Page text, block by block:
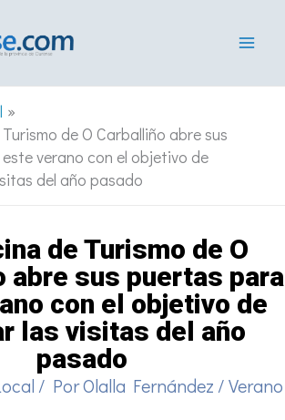
de O Carballiño abre sus
verano con el objetivo de
del año pasado
de Turismo de O
abre sus puertas para
con el objetivo de
las visitas del año
pasado
/ PorOlalla Fernández /Verano